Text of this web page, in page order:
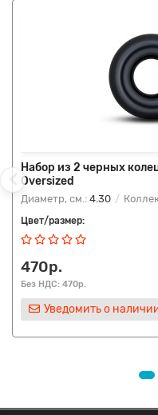
Набор из 2 черных
Oversized
Диаметр, см.: 4.30
Цвет/размер:
470р.
Без НДС: 470р.
Уведомить о